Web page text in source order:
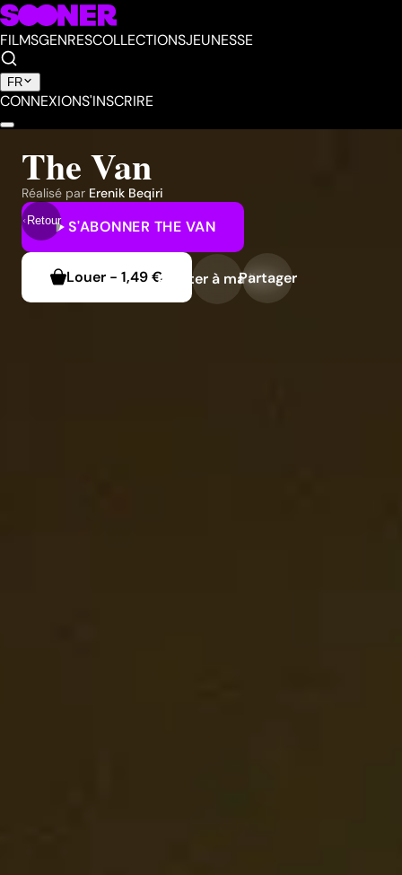
FILMSGENRESCOLLECTIONSJEUNESSE
FR
CONNEXIONS'INSCRIRE
Retour
The Van
Réalisé par Erenik Beqiri
S'ABONNER THE VAN
Louer - 1,49 €Ajouter à ma liste
Partager